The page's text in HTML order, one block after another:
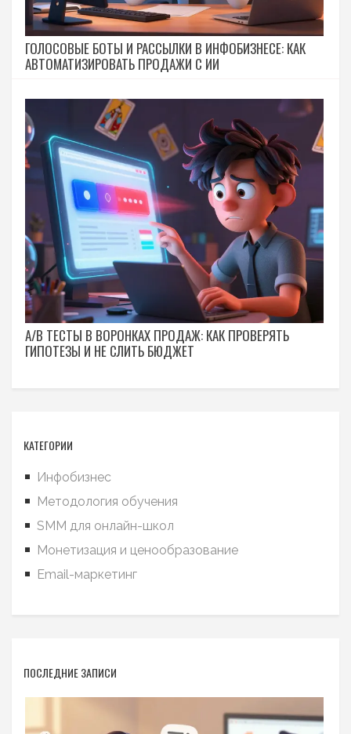
ГОЛОСОВЫЕ БОТЫ И РАССЫЛКИ В ИНФОБИЗНЕСЕ: КАК
АВТОМАТИЗИРОВАТЬ ПРОДАЖИ С ИИ
A/B ТЕСТЫ В ВОРОНКАХ ПРОДАЖ: КАК ПРОВЕРЯТЬ
ГИПОТЕЗЫ И НЕ СЛИТЬ БЮДЖЕТ
КАТЕГОРИИ
Инфобизнес
Методология обучения
SMM для онлайн-школ
Монетизация и ценообразование
Email-маркетинг
ПОСЛЕДНИЕ ЗАПИСИ